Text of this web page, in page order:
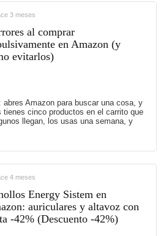
3 meses
al comprar
en Amazon (y
evitarlos)
abres Amazon para buscar una cosa, y
cinco productos en el carrito que
llegan, los usas una semana, y
4 meses
Energy Sistem en
auriculares y altavoz con
-42% (Descuento -42%)